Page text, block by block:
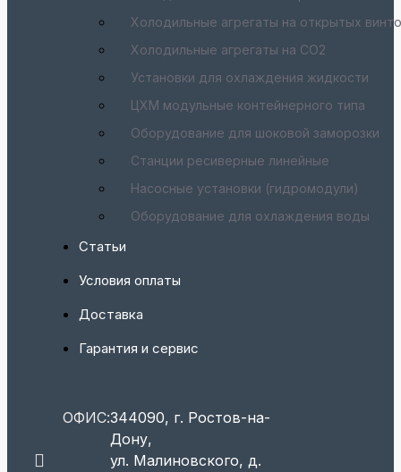
Холодильные агрегаты на открытых
Холодильные агрегаты на CO2
Установки для охлаждения жидкости
ЦХМ модульные контейнерного типа
Оборудование для шоковой заморозки
Станции ресиверные линейные
Насосные установки (гидромодули)
Оборудование для охлаждения воды
Статьи
Условия оплаты
Доставка
Гарантия и сервис
ОФИС:344090, г. Ростов-на-
Дону,
ул. Малиновского, д.